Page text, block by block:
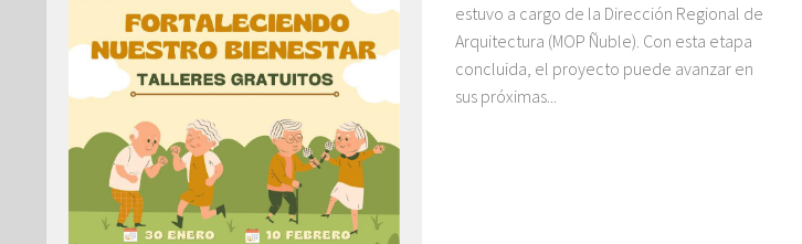
estuvo a cargo de la Dirección Regional de
Arquitectura (MOP Ñuble). Con esta etapa
concluida, el proyecto puede avanzar en
sus próximas...